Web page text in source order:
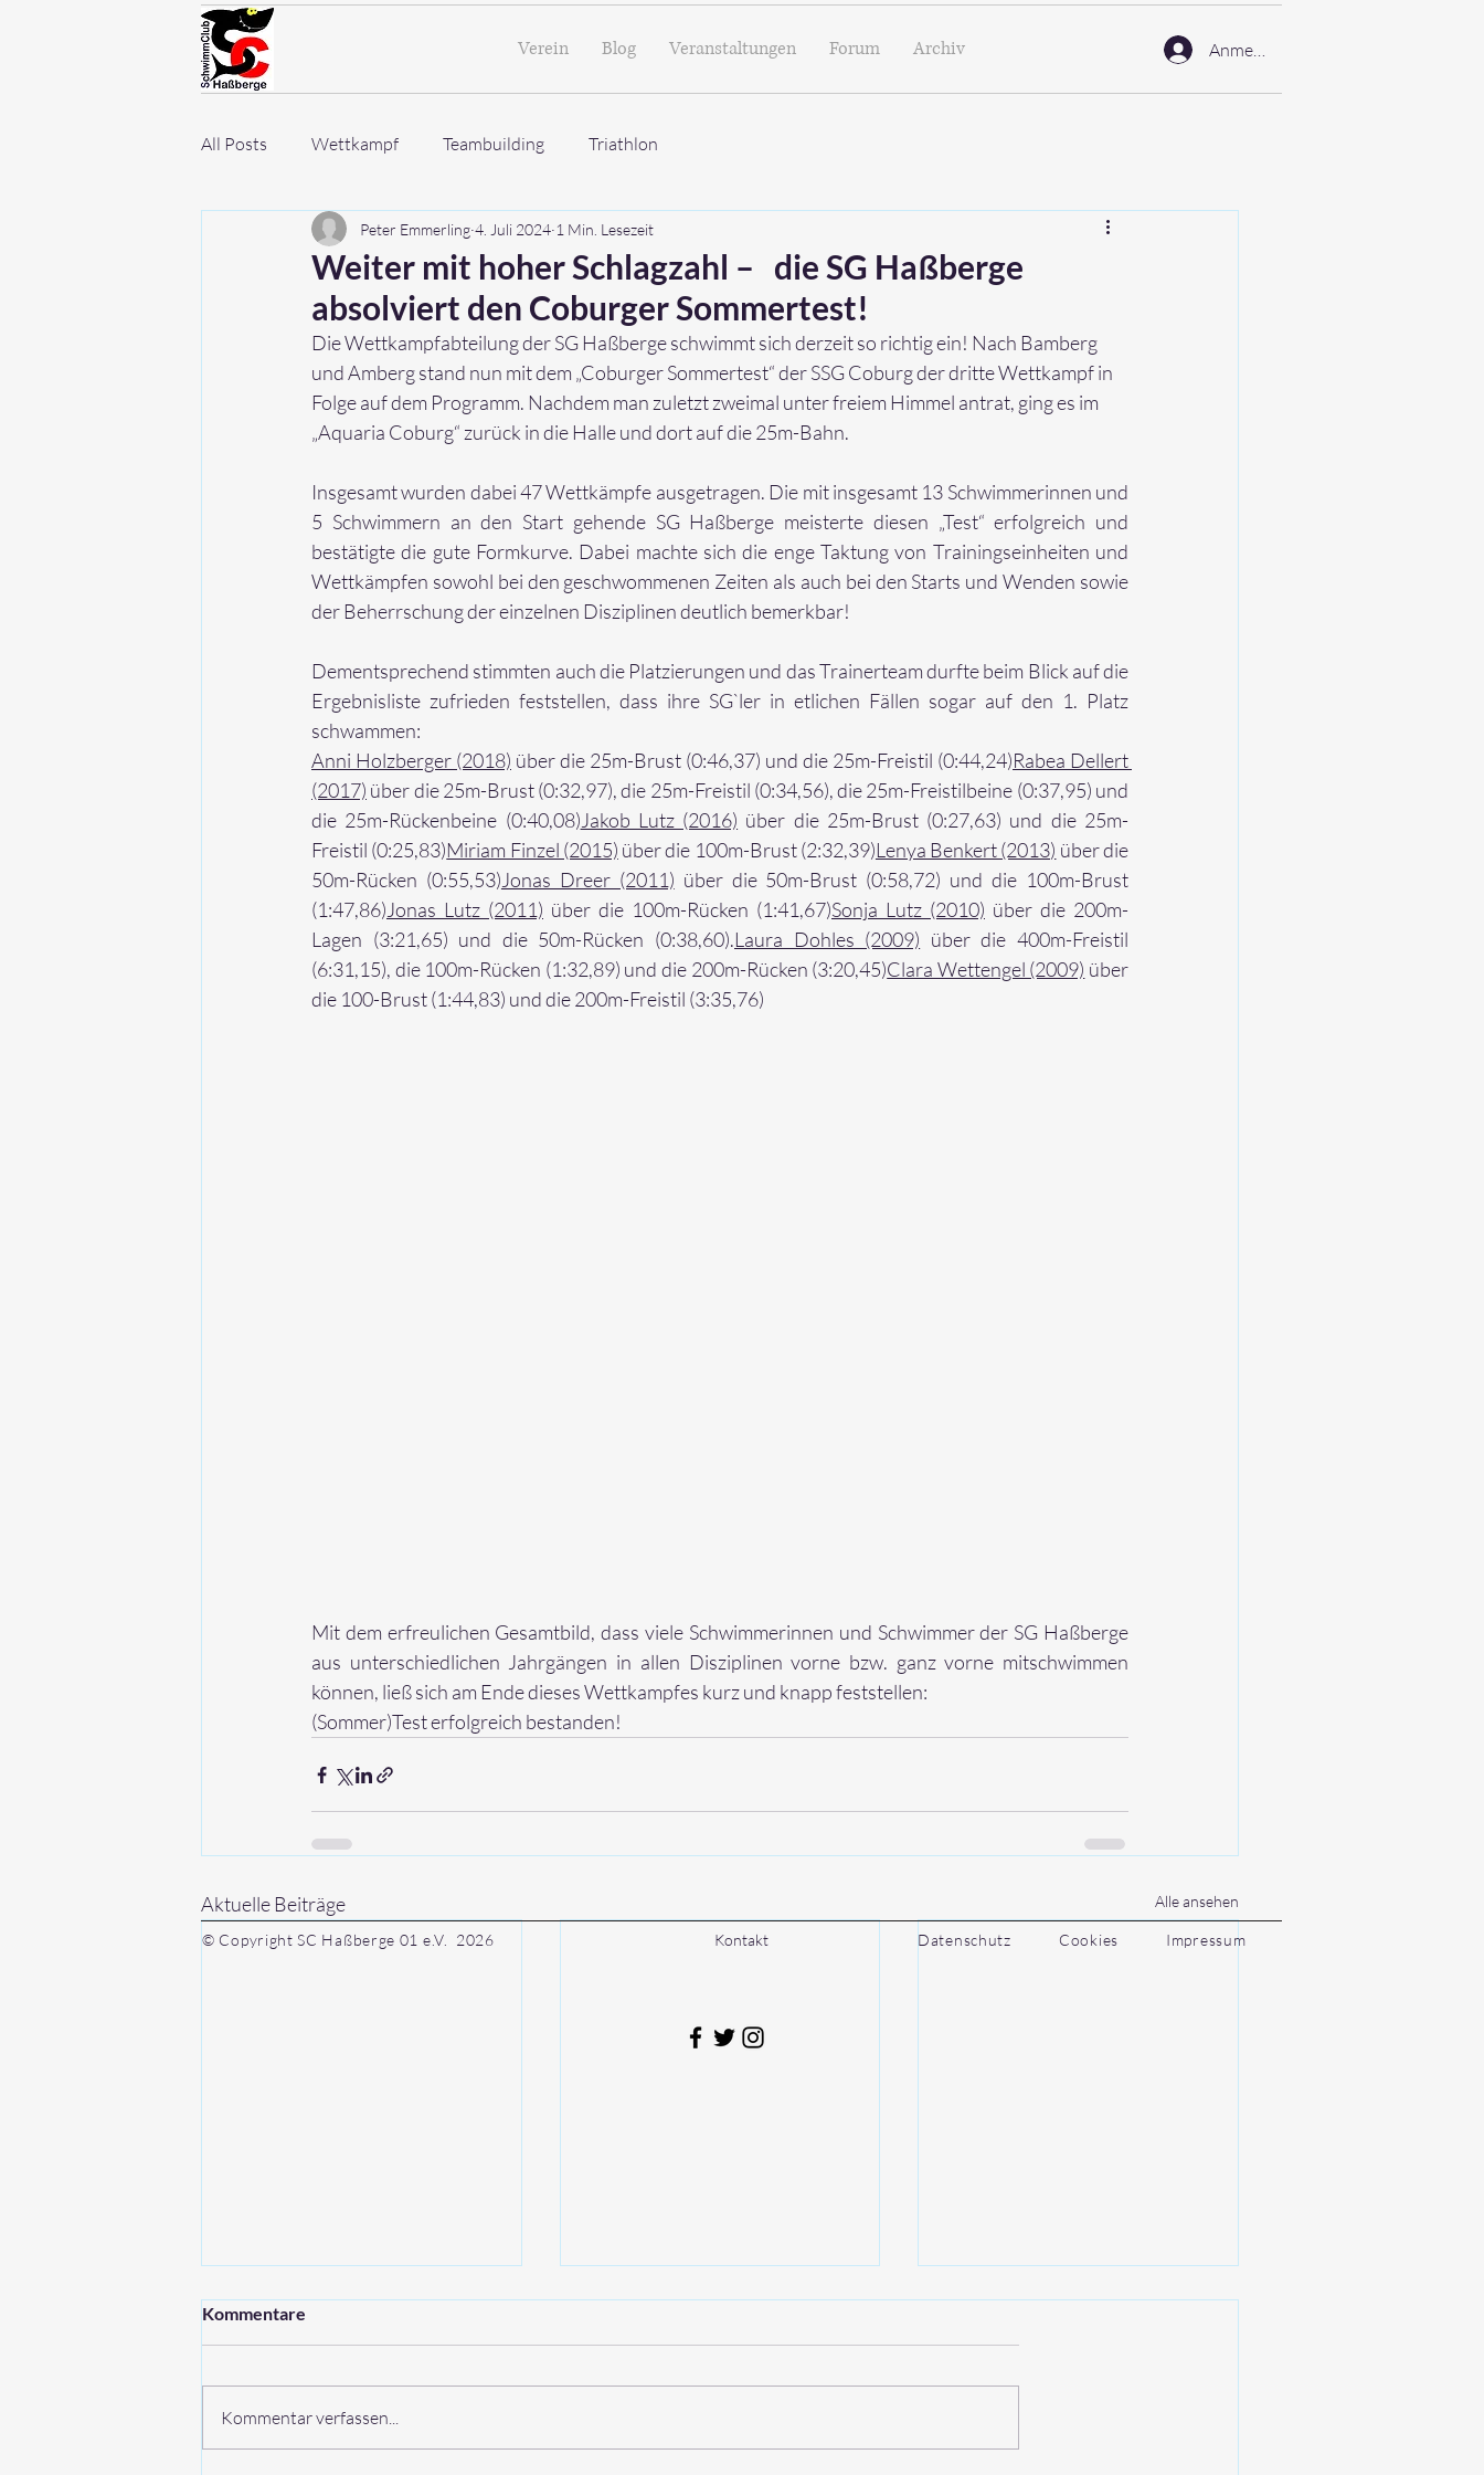
Verein Blog Veranstaltungen Forum Archiv Anmelden
All Posts Wettkampf Teambuilding Triathlon
Weiter mit hoher Schlagzahl – die SG Haßberge
absolviert den Coburger Sommertest!
Peter Emmerling 4. Juli 2024 1 Min. Lesezeit
Die Wettkampfabteilung der SG Haßberge schwimmt sich derzeit so richtig ein! Nach Bamberg
und Amberg stand nun mit dem „Coburger Sommertest“ der SSG Coburg der dritte Wettkampf in
Folge auf dem Programm. Nachdem man zuletzt zweimal unter freiem Himmel antrat, ging es im
„Aquaria Coburg“ zurück in die Halle und dort auf die 25m-Bahn.
Insgesamt wurden dabei 47 Wettkämpfe ausgetragen. Die mit insgesamt 13 Schwimmerinnen und
5 Schwimmern an den Start gehende SG Haßberge meisterte diesen „Test“ erfolgreich und
bestätigte die gute Formkurve. Dabei machte sich die enge Taktung von Trainingseinheiten und
Wettkämpfen sowohl bei den geschwommenen Zeiten als auch bei den Starts und Wenden sowie
der Beherrschung der einzelnen Disziplinen deutlich bemerkbar!
Dementsprechend stimmten auch die Platzierungen und das Trainerteam durfte beim Blick auf die
Ergebnisliste zufrieden feststellen, dass ihre SG`ler in etlichen Fällen sogar auf den 1. Platz
schwammen:
Anni Holzberger (2018) über die 25m-Brust (0:46,37) und die 25m-Freistil (0:44,24)Rabea Dellert
(2017) über die 25m-Brust (0:32,97), die 25m-Freistil (0:34,56), die 25m-Freistilbeine (0:37,95) und
die 25m-Rückenbeine (0:40,08)Jakob Lutz (2016) über die 25m-Brust (0:27,63) und die 25m-
Freistil (0:25,83)Miriam Finzel (2015) über die 100m-Brust (2:32,39)Lenya Benkert (2013) über die
50m-Rücken (0:55,53)Jonas Dreer (2011) über die 50m-Brust (0:58,72) und die 100m-Brust
(1:47,86)Jonas Lutz (2011) über die 100m-Rücken (1:41,67)Sonja Lutz (2010) über die 200m-
Lagen (3:21,65) und die 50m-Rücken (0:38,60).Laura Dohles (2009) über die 400m-Freistil
(6:31,15), die 100m-Rücken (1:32,89) und die 200m-Rücken (3:20,45)Clara Wettengel (2009) über
die 100-Brust (1:44,83) und die 200m-Freistil (3:35,76)
Mit dem erfreulichen Gesamtbild, dass viele Schwimmerinnen und Schwimmer der SG Haßberge
aus unterschiedlichen Jahrgängen in allen Disziplinen vorne bzw. ganz vorne mitschwimmen
können, ließ sich am Ende dieses Wettkampfes kurz und knapp feststellen:
(Sommer)Test erfolgreich bestanden!
Aktuelle Beiträge Alle ansehen
Kommentare
Kommentar verfassen...
© Copyright SC Haßberge 01 e.V. 2026 Kontakt Datenschutz Cookies Impressum